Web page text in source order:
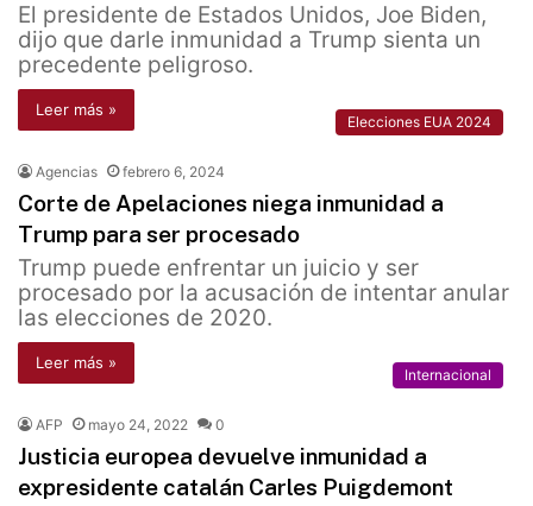
El presidente de Estados Unidos, Joe Biden,
dijo que darle inmunidad a Trump sienta un
precedente peligroso.
Leer más »
Elecciones EUA 2024
Agencias febrero 6, 2024
Corte de Apelaciones niega inmunidad a
Trump para ser procesado
Trump puede enfrentar un juicio y ser
procesado por la acusación de intentar anular
las elecciones de 2020.
Leer más »
Internacional
AFP mayo 24, 2022 0
Justicia europea devuelve inmunidad a
expresidente catalán Carles Puigdemont